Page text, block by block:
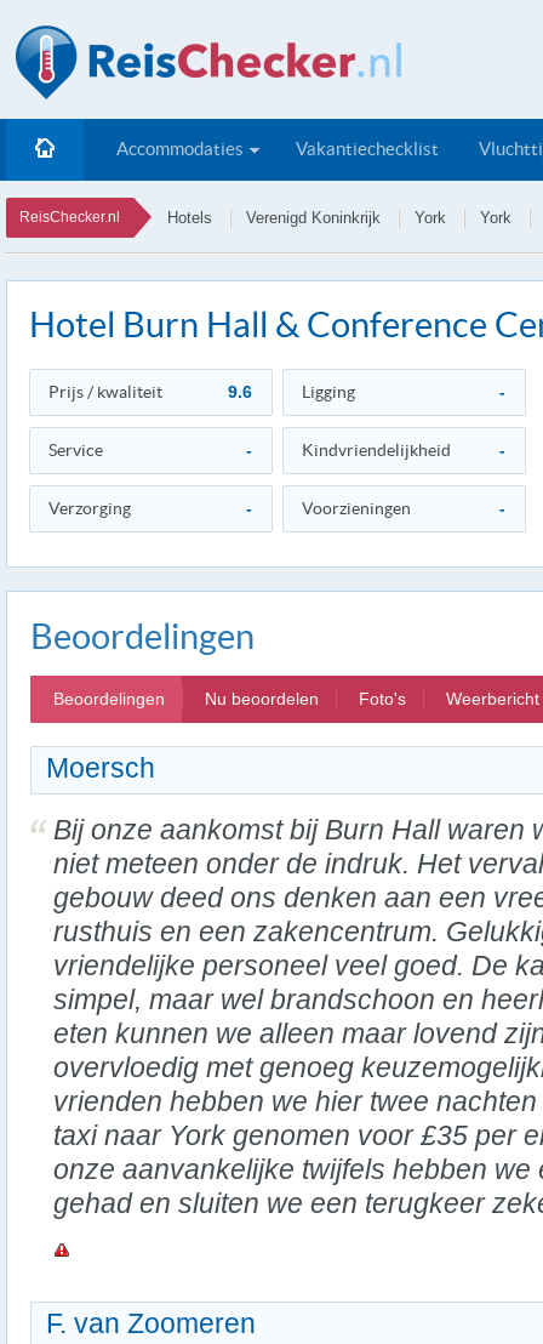
Accommodaties Vakantiechecklist
ReisChecker.nl Hotels Verenigd Koninkrijk York York
Hotel Burn Hall & Conference
Prijs / kwaliteit 9.6 Ligging -
Service - Kindvriendelijkheid -
Verzorging - Voorzieningen -
Beoordelingen
Beoordelingen Nu beoordelen Foto's Weerbericht
Moersch
Bij onze aankomst bij Burn Hall waren
niet meteen onder de indruk. Het
gebouw deed ons denken aan een
rusthuis en een zakencentrum.
vriendelijke personeel veel goed. De
simpel, maar wel brandschoon en
eten kunnen we alleen maar lovend
overvloedig met genoeg
vrienden hebben we hier twee
taxi naar York genomen voor £35 per
onze aanvankelijke twijfels hebben we
gehad en sluiten we een terugkeer
F. van Zoomeren